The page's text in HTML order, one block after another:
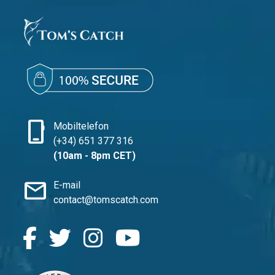
phone_iphone
Mobiltelefon
(+34) 651 377 316
(10am - 8pm CET)
mail
E-mail
contact@tomscatch.com